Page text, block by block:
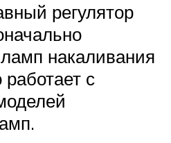
регулятор
накаливания
с